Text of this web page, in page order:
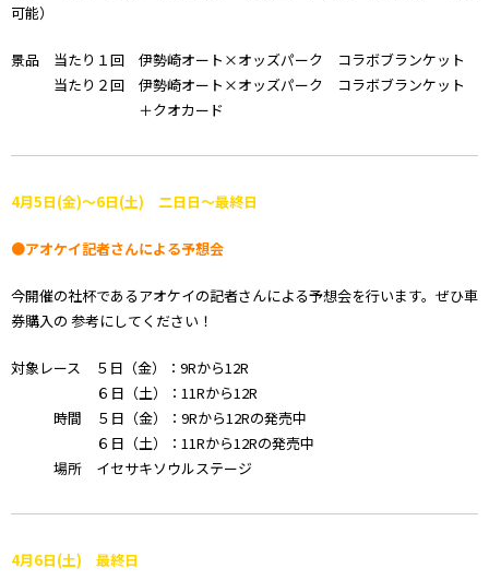
可能）
景品 当たり１回 伊勢崎オート×オッズパーク コラボブランケット
当たり２回 伊勢崎オート×オッズパーク コラボブランケット
＋クオカード
4月5日(金)～6日(土) 二日日～最終日
●アオケイ記者さんによる予想会
今開催の社杯であるアオケイの記者さんによる予想会を行います。ぜひ車
券購入の 参考にしてください！
対象レース ５日（金）：9Rから12R
６日（土）：11Rから12R
時間 ５日（金）：9Rから12Rの発売中
６日（土）：11Rから12Rの発売中
場所 イセサキソウルステージ
4月6日(土) 最終日